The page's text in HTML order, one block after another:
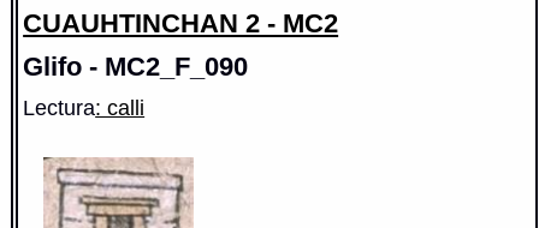
CUAUHTINCHAN 2 - MC2
Glifo - MC2_F_090
Lectura: calli